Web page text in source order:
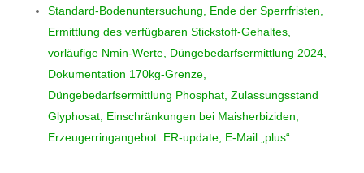
Standard-Bodenuntersuchung, Ende der Sperrfristen,
Ermittlung des verfügbaren Stickstoff-Gehaltes,
vorläufige Nmin-Werte, Düngebedarfsermittlung 2024,
Dokumentation 170kg-Grenze,
Düngebedarfsermittlung Phosphat, Zulassungsstand
Glyphosat, Einschränkungen bei Maisherbiziden,
Erzeugerringangebot: ER-update, E-Mail „plus“